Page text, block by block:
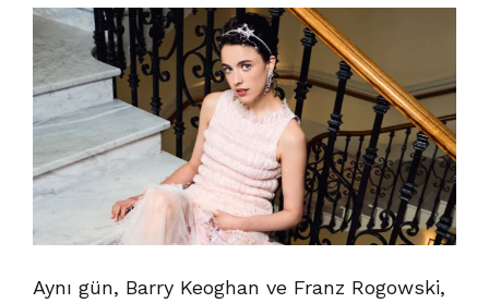
Aynı gün, Barry Keoghan ve Franz Rogowski,